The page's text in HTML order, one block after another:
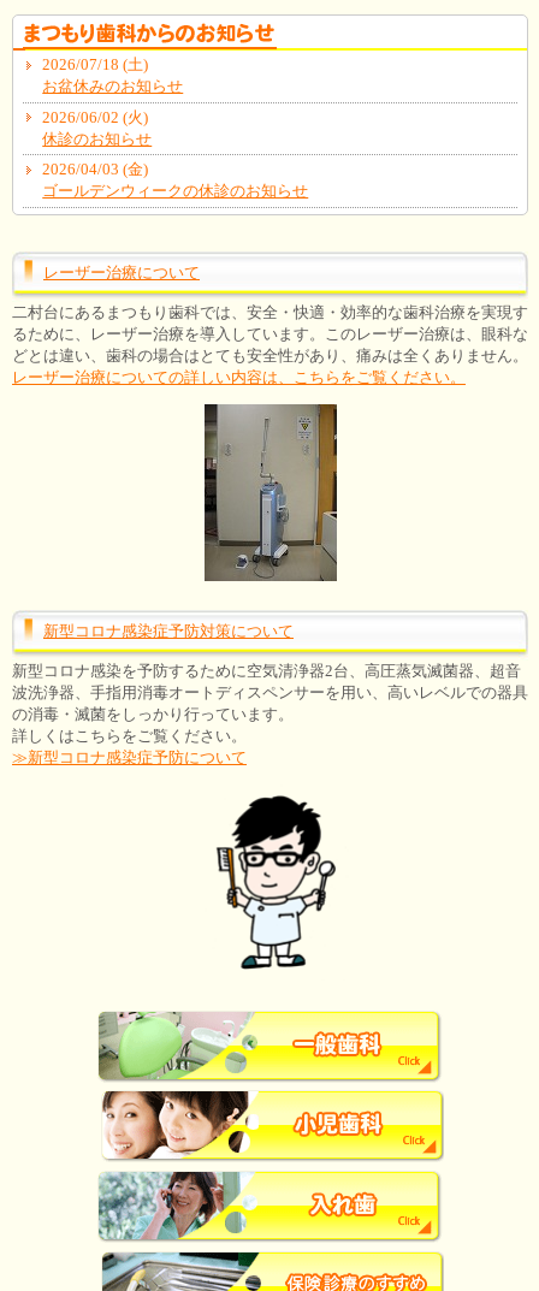
2026/07/18 (土)
お盆休みのお知らせ
2026/06/02 (火)
休診のお知らせ
2026/04/03 (金)
ゴールデンウィークの休診のお知らせ
レーザー治療について
二村台にあるまつもり歯科では、安全・快適・効率的な歯科治療を実現す
るために、レーザー治療を導入しています。このレーザー治療は、眼科な
どとは違い、歯科の場合はとても安全性があり、痛みは全くありません。
レーザー治療についての詳しい内容は、こちらをご覧ください。
新型コロナ感染症予防対策について
新型コロナ感染を予防するために空気清浄器2台、高圧蒸気滅菌器、超音
波洗浄器、手指用消毒オートディスペンサーを用い、高いレベルでの器具
の消毒・滅菌をしっかり行っています。
詳しくはこちらをご覧ください。
≫新型コロナ感染症予防について